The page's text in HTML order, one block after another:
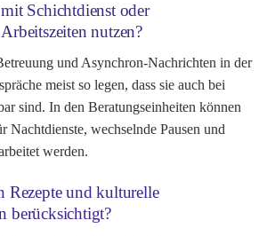
Schichtdienst oder
nutzen?
und Asynchron-Nachrichten in der
meist so legen, dass sie auch bei
sind. In den Beratungseinheiten können
Nachtdienste, wechselnde Pausen und
werden.
Rezepte und kulturelle
berücksichtigt?